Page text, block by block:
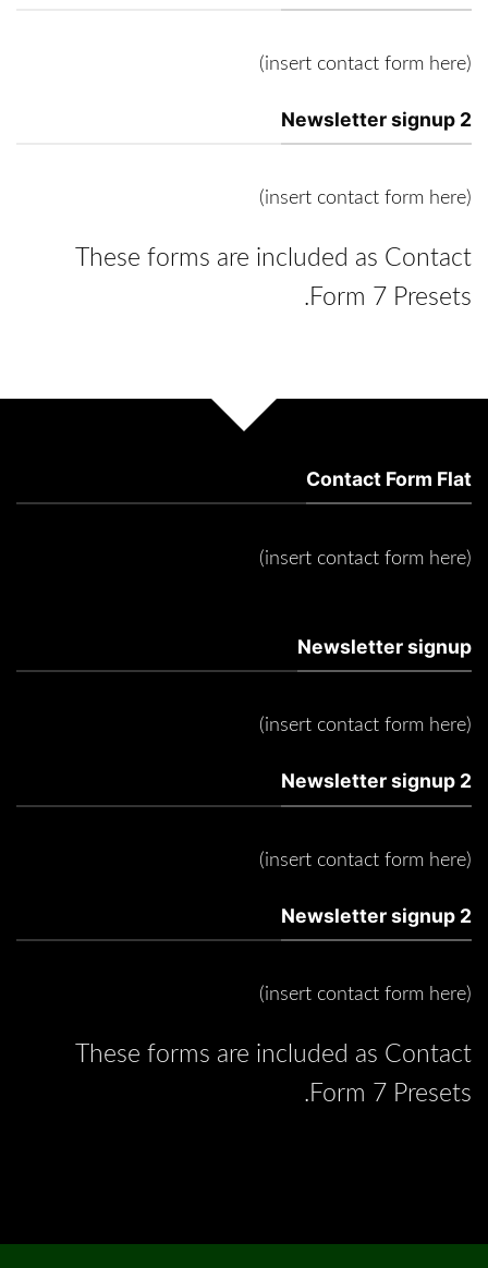
(insert contact form here)
Newsletter signup 2
(insert contact form here)
These forms are included as Contact
Form 7 Presets.
Contact Form Flat
(insert contact form here)
Newsletter signup
(insert contact form here)
Newsletter signup 2
(insert contact form here)
Newsletter signup 2
(insert contact form here)
These forms are included as Contact
Form 7 Presets.